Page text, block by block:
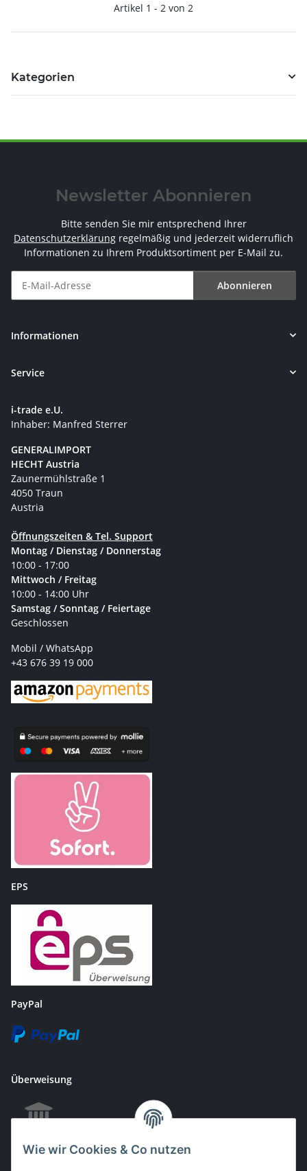
Wie wir Cookies & Co nutzen
Artikel 1 - 2 von 2
Kategorien
Newsletter Abonnieren
Bitte senden Sie mir entsprechend Ihrer
Datenschutzerklärung regelmäßig und jederzeit widerruflich
Informationen zu Ihrem Produktsortiment per E-Mail zu.
Abonnieren
Informationen
Service
i-trade e.U.
Inhaber: Manfred Sterrer
GENERALIMPORT
HECHT Austria
Zaunermühlstraße 1
4050 Traun
Austria
Öffnungszeiten & Tel. Support
Montag / Dienstag / Donnerstag
10:00 - 17:00
Mittwoch / Freitag
10:00 - 14:00 Uhr
Samstag / Sonntag / Feiertage
Geschlossen
Mobil / WhatsApp
+43 676 39 19 000
EPS
PayPal
Überweisung
EC & Kreditkartenzahlung bei Abholung